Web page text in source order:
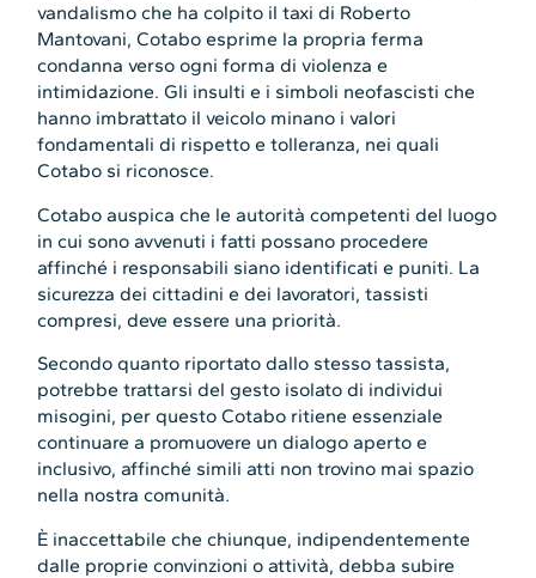
vandalismo che ha colpito il taxi di Roberto
Mantovani, Cotabo esprime la propria ferma
condanna verso ogni forma di violenza e
intimidazione. Gli insulti e i simboli neofascisti che
hanno imbrattato il veicolo minano i valori
fondamentali di rispetto e tolleranza, nei quali
Cotabo si riconosce.
Cotabo auspica che le autorità competenti del luogo
in cui sono avvenuti i fatti possano procedere
affinché i responsabili siano identificati e puniti. La
sicurezza dei cittadini e dei lavoratori, tassisti
compresi, deve essere una priorità.
Secondo quanto riportato dallo stesso tassista,
potrebbe trattarsi del gesto isolato di individui
misogini, per questo Cotabo ritiene essenziale
continuare a promuovere un dialogo aperto e
inclusivo, affinché simili atti non trovino mai spazio
nella nostra comunità.
È inaccettabile che chiunque, indipendentemente
dalle proprie convinzioni o attività, debba subire